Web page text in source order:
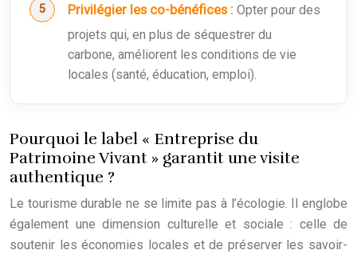
Privilégier les co-bénéfices : Opter pour des
projets qui, en plus de séquestrer du
carbone, améliorent les conditions de vie
locales (santé, éducation, emploi).
Pourquoi le label « Entreprise du
Patrimoine Vivant » garantit une visite
authentique ?
Le tourisme durable ne se limite pas à l’écologie. Il englobe
également une dimension culturelle et sociale : celle de
soutenir les économies locales et de préserver les savoir-